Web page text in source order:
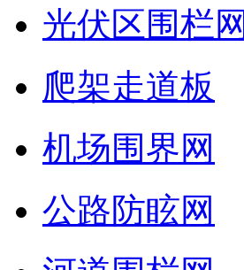
光伏区围栏网
爬架走道板
机场围界网
公路防眩网